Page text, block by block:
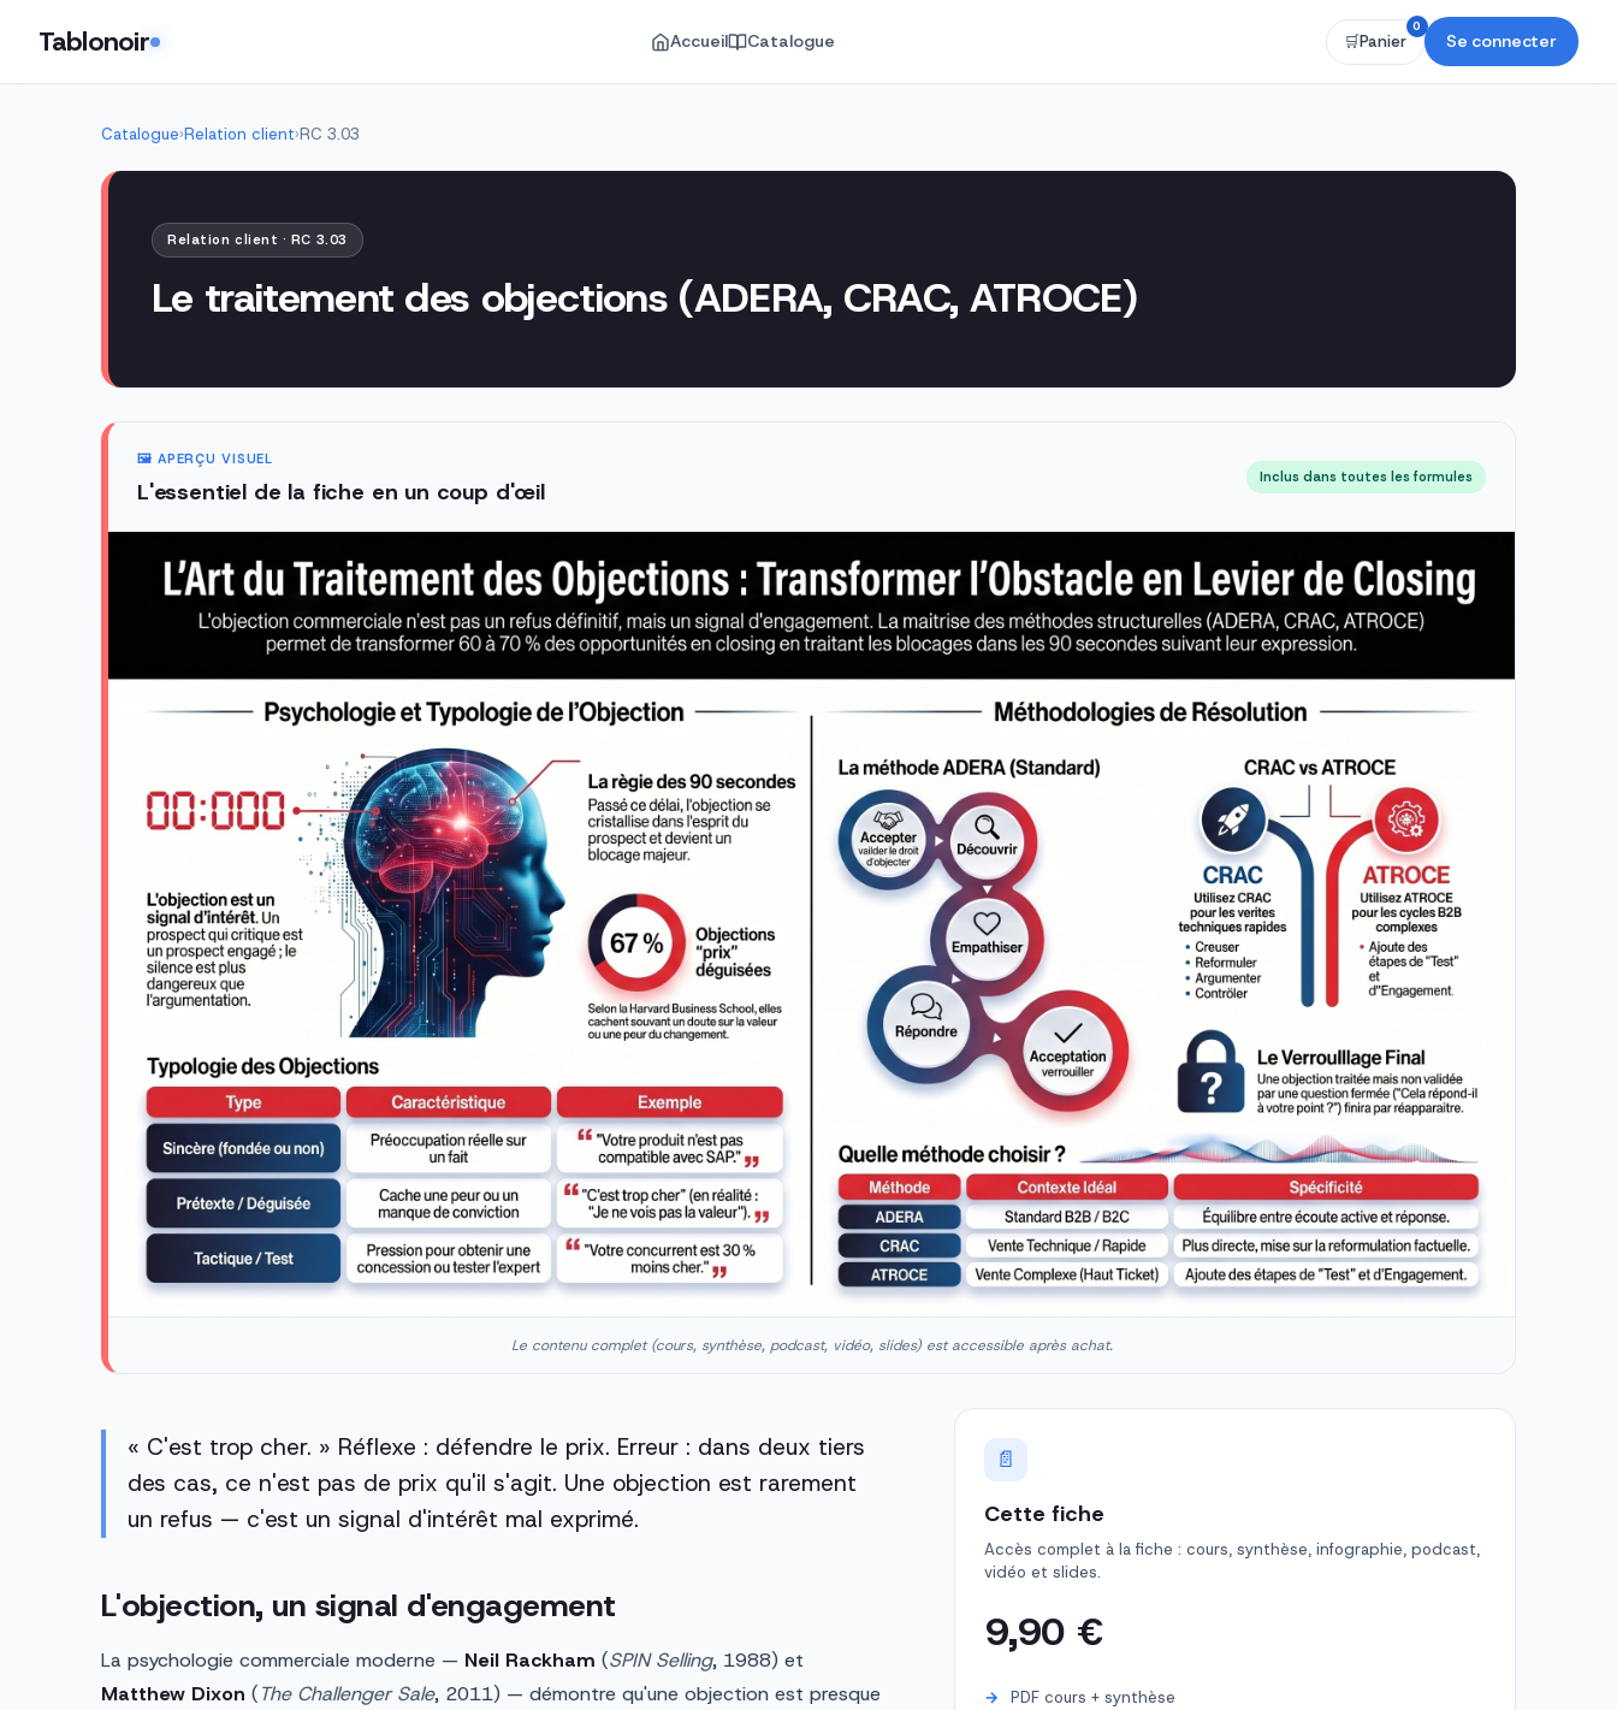
Tablonoir Accueil Catalogue 🛒Panier
0
Se connecter
Catalogue›Relation client›RC 3.03
Relation client · RC 3.03
Le traitement des objections (ADERA, CRAC, ATROCE)
🖼️ APERÇU VISUEL
L'essentiel de la fiche en un coup d'œil
Inclus dans toutes les formules
Le contenu complet (cours, synthèse, podcast, vidéo, slides) est accessible après achat.
« C'est trop cher. » Réflexe : défendre le prix. Erreur : dans deux tiers
des cas, ce n'est pas de prix qu'il s'agit. Une objection est rarement
un refus — c'est un signal d'intérêt mal exprimé.
L'objection, un signal d'engagement
La psychologie commerciale moderne — Neil Rackham (SPIN Selling, 1988) et
Matthew Dixon (The Challenger Sale, 2011) — démontre qu'une objection est presque
📄
Cette fiche
Accès complet à la fiche : cours, synthèse, infographie, podcast,
vidéo et slides.
9,90 €
PDF cours + synthèse